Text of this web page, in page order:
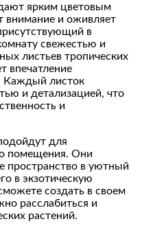
ярким цветовым
внимание и оживляет
в
свежестью и
листьев тропических
впечатление
Каждый листок
и детализацией, что
и
для
помещения. Они
пространство в уютный
в экзотическую
создать в своем
расслабиться и
растений.